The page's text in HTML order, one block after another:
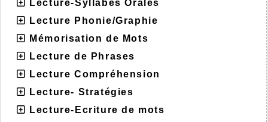
Lecture-Syllabes Orales
Lecture Phonie/Graphie
Mémorisation de Mots
Lecture de Phrases
Lecture Compréhension
Lecture- Stratégies
Lecture-Ecriture de mots